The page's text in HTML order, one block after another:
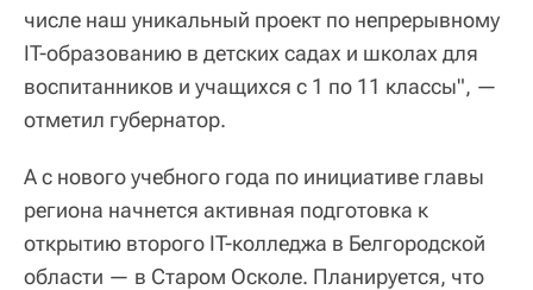
числе наш уникальный проект по непрерывному
IT-образованию в детских садах и школах для
воспитанников и учащихся с 1 по 11 классы", —
отметил губернатор.
А с нового учебного года по инициативе главы
региона начнется активная подготовка к
открытию второго IT-колледжа в Белгородской
области — в Старом Осколе. Планируется, что